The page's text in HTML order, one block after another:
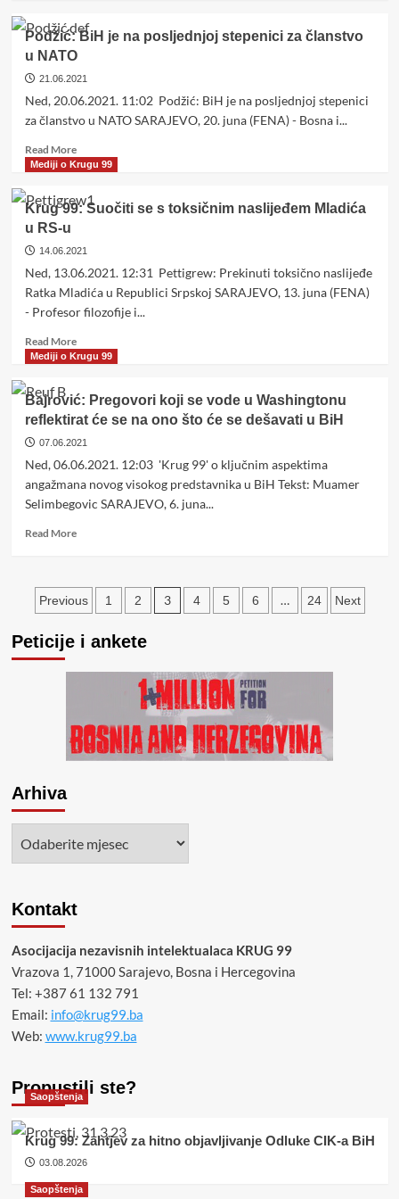
Dunović:
Sesije
Kruga
99
doprinose
građanskog
u
Podžić: BiH je na posljednjoj stepenici za članstvo
u NATO
21.06.2021
Ned, 20.06.2021. 11:02 Podžić: BiH je na posljednjoj stepenici
za članstvo u NATO SARAJEVO, 20. juna (FENA) - Bosna i...
Read MoreRead
more
Podžić:
BiH
na
posljednjoj
za
članstvo
NATO
Mediji o Krugu 99
Krug 99: Suočiti se s toksičnim naslijeđem Mladića
u RS-u
14.06.2021
Ned, 13.06.2021. 12:31 Pettigrew: Prekinuti toksično naslijeđe
Ratka Mladića u Republici Srpskoj SARAJEVO, 13. juna (FENA)
- Profesor filozofije i...
Read MoreRead
more
99:
Suočiti
se
s
naslijeđem
Mladića
Mediji o Krugu 99
Bajrović: Pregovori koji se vode u Washingtonu
reflektirat će se na ono što će se dešavati u BiH
07.06.2021
Ned, 06.06.2021. 12:03 'Krug 99' o ključnim aspektima
angažmana novog visokog predstavnika u BiH Tekst: Muamer
Selimbegovic SARAJEVO, 6. juna...
Read MoreRead
Pregovori
koji
se
vode
Washingtonu
se
na
u
Posts
pagination
Previous 1 2 3 4 5 6 … 24 Next
Peticije i ankete
Arhiva
Kontakt
Asocijacija nezavisnih intelektualaca KRUG 99
Vrazova 1, 71000 Sarajevo, Bosna i Hercegovina
Tel: +387 61 132 791
Email: info@krug99.ba
Web: www.krug99.ba
Propustili ste?
Saopštenja
Krug 99: Zahtjev za hitno objavljivanje Odluke CIK-a BiH
03.08.2026
Saopštenja